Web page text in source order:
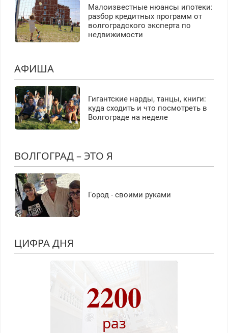
Малоизвестные нюансы ипотеки:
разбор кредитных программ от
волгоградского эксперта по
недвижимости
АФИША
Гигантские нарды, танцы, книги:
куда сходить и что посмотреть в
Волгограде на неделе
ВОЛГОГРАД – ЭТО Я
Город - своими руками
ЦИФРА ДНЯ
2200
раз